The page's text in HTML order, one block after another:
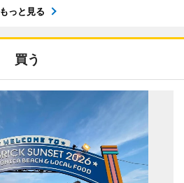
もっと見る
買う